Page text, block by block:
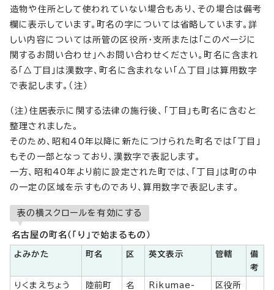
造物や住所として使われていない場合もあり、その場合は備考
欄に表示しています。町名の字については省略しています。詳
しい内容については所管の区役所・支所または「このページに
関するお問い合わせ」へお問い合わせください。町名に含まれ
る「△丁目」は漢数字、町名に含まれない「△丁目」は算用数字
で表記します。（注）
（注）住居表示に関する法律の施行後、「丁目」も町名に含むと
整理されました。
そのため、昭和40年以降に新たにつけられた町名では「丁目」
もその一部となっており、漢数字で表記します。
一方、昭和40年より前に設定された町では、「丁目」は町の中
の一定の区域を示すものであり、算用数字で表記します。
表の横スクロールを有効にする
名古屋の町名（「り」で始まるもの）
よみかた 町名 区 英文表示 管轄
備
考
りくまえちょう 陸前町
名
Rikumae-
区役所